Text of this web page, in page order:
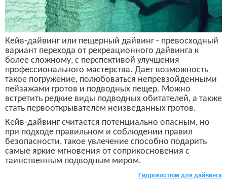
Кейв-дайвинг или пещерный дайвинг - превосходный
вариант перехода от рекреационного дайвинга к
более сложному, с перспективой улучшения
профессионального мастерства. Дает возможность
такое погружение, полюбоваться непревзойденными
пейзажами гротов и подводных пещер. Можно
встретить редкие виды подводных обитателей, а также
стать первооткрывателем неизведанных гротов.
Кейв-дайвинг считается потенциально опасным, но
при подходе правильном и соблюдении правил
безопасности, такое увлечение способно подарить
самые яркие мгновения от соприкосновения с
таинственным подводным миром.
Гидрокостюм для дайвинга